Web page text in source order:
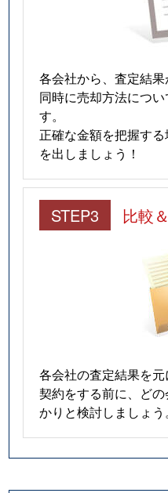
各会社から、査定結果
同時に売却方法につ
す。
正確な金額を把握す
を出しましょう！
STEP3 比較
各会社の査定結果を元
契約をする前に、ど
かりと検討しましょう